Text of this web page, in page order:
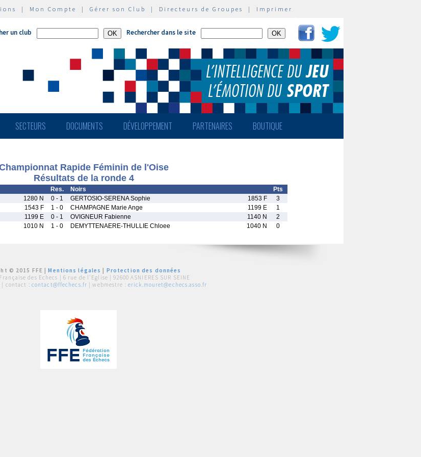
| Mon Compte | Gérer son Club | Directeurs de Groupes | Imprimer
un club Rechercher dans le site
SECTEURS DOCUMENTS DÉVELOPPEMENT PARTENAIRES BOUTIQUE
Rapide Féminin de l'Oise
Résultats de la ronde 4
Res. Noirs
Pts
1280 N 0 - 1 GERTOSIO-SERENA Sophie 1853 F
3
1543 F 1 - 0 CHAMPAGNE Marie Ange 1199 E
1
1199 E 0 - 1 OVIGNEUR Fabienne 1140 N
2
1010 N 1 - 0 DEMYTTENAERE-THULLIE Chloee 1040 N 0
© 2015 FFE |Mentions légales
Protection des données
des Echecs | 6 rue de l'Eglise | 92600 ASNIERES SUR SEINE
| contact : contact@ffechecs.fr | webmestre : erick.mouret@echecs.asso.fr